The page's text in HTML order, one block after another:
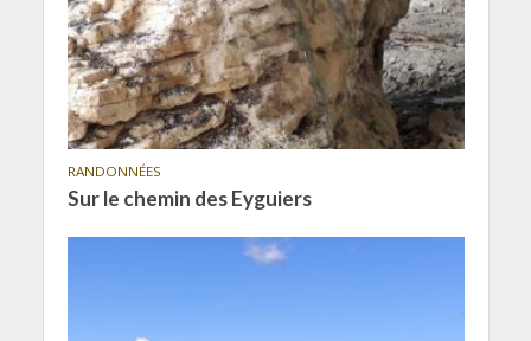
RANDONNÉES
Sur le chemin des Eyguiers